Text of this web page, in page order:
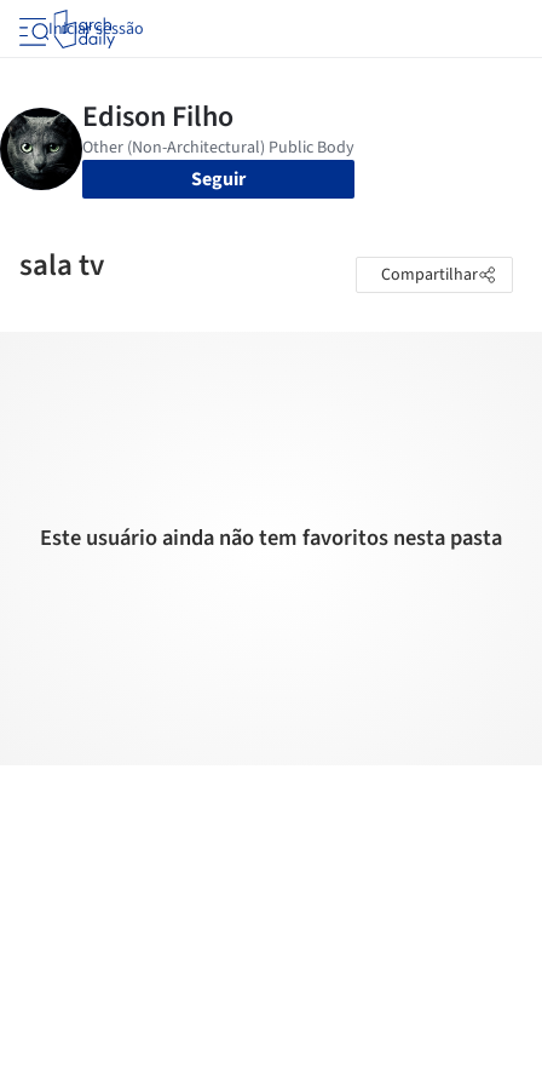
Iniciar sessão
Seguir
sala tv Compartilhar
Este usuário ainda não tem favoritos nesta pasta